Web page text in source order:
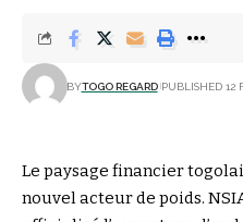
BYTOGO REGARD PUBLISHED 12
Le paysage financier
nouvel acteur de poids.